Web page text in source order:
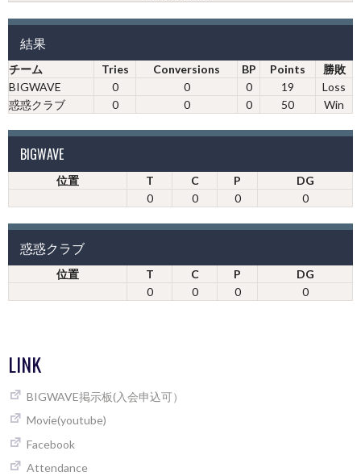
結果
チーム Tries Conversions BP Points
勝敗
BIGWAVE
0 0 0 19
Loss
惑惑クラブ
0 0 0 50 Win
BIGWAVE
位置 T C P
DG
0
0 0 0
惑惑クラブ
位置 T C P
DG
0
0 0 0
LINK
BIGWAVE掲示板(入会申込可）
Movie(youtube)
Facebook
Attendance